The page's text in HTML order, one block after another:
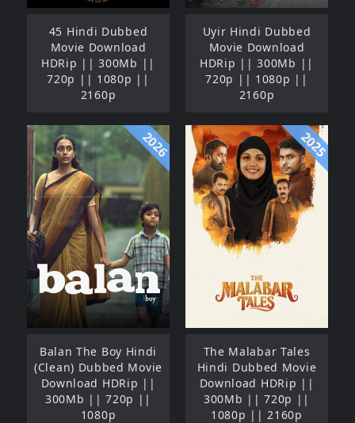
45 Hindi Dubbed
Movie Download
HDRip || 300Mb ||
720p || 1080p ||
2160p
Uyir Hindi Dubbed
Movie Download
HDRip || 300Mb ||
720p || 1080p ||
2160p
2026
Balan The Boy Hindi
(Clean) Dubbed Movie
Download HDRip ||
300Mb || 720p ||
1080p
2025
The Malabar Tales
Hindi Dubbed Movie
Download HDRip ||
300Mb || 720p ||
1080p || 2160p